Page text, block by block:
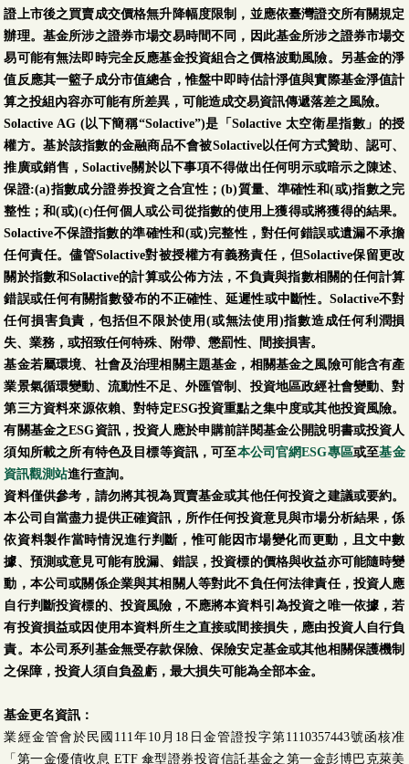
證上市後之買賣成交價格無升降幅度限制，並應依臺灣證交所有關規定
辦理。基金所涉之證券市場交易時間不同，因此基金所涉之證券市場交
易可能有無法即時完全反應基金投資組合之價格波動風險。另基金的淨
值反應其一籃子成分市值總合，惟盤中即時估計淨值與實際基金淨值計
算之投組內容亦可能有所差異，可能造成交易資訊傳遞落差之風險。
Solactive AG (以下簡稱“Solactive”)是「Solactive 太空衛星指數」的授
權方。基於該指數的金融商品不會被Solactive以任何方式贊助、認可、
推廣或銷售，Solactive關於以下事項不得做出任何明示或暗示之陳述、
保證:(a)指數成分證券投資之合宜性；(b)質量、準確性和(或)指數之完
整性；和(或)(c)任何個人或公司從指數的使用上獲得或將獲得的結果。
Solactive不保證指數的準確性和(或)完整性，對任何錯誤或遺漏不承擔
任何責任。儘管Solactive對被授權方有義務責任，但Solactive保留更改
關於指數和Solactive的計算或公佈方法，不負責與指數相關的任何計算
錯誤或任何有關指數發布的不正確性、延遲性或中斷性。Solactive不對
任何損害負責，包括但不限於使用(或無法使用)指數造成任何利潤損
失、業務，或招致任何特殊、附帶、懲罰性、間接損害。
基金若屬環境、社會及治理相關主題基金，相關基金之風險可能含有產
業景氣循環變動、流動性不足、外匯管制、投資地區政經社會變動、對
第三方資料來源依賴、對特定ESG投資重點之集中度或其他投資風險。
有關基金之ESG資訊，投資人應於申購前詳閱基金公開說明書或投資人
須知所載之所有特色及目標等資訊，可至本公司官網ESG專區或至基金
資訊觀測站進行查詢。
資料僅供參考，請勿將其視為買賣基金或其他任何投資之建議或要約。
本公司自當盡力提供正確資訊，所作任何投資意見與市場分析結果，係
依資料製作當時情況進行判斷，惟可能因市場變化而更動，且文中數
據、預測或意見可能有脫漏、錯誤，投資標的價格與收益亦可能隨時變
動，本公司或關係企業與其相關人等對此不負任何法律責任，投資人應
自行判斷投資標的、投資風險，不應將本資料引為投資之唯一依據，若
有投資損益或因使用本資料所生之直接或間接損失，應由投資人自行負
責。本公司系列基金無受存款保險、保險安定基金或其他相關保護機制
之保障，投資人須自負盈虧，最大損失可能為全部本金。
基金更名資訊：
業經金管會於民國111年10月18日金管證投字第1110357443號函核准
「第一金優債收息 ETF 傘型證券投資信託基金之第一金彭博巴克萊美